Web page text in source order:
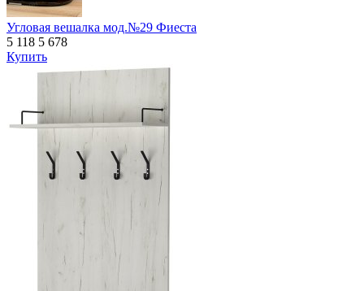
Угловая вешалка мод.№29 Фиеста
5 118 5 678
Купить